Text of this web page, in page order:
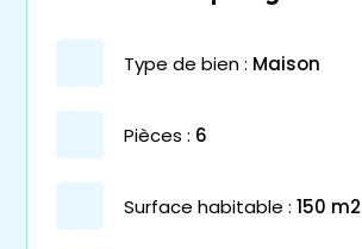
type de bien : maison
pièces : 6
surface habitable : 150 m2